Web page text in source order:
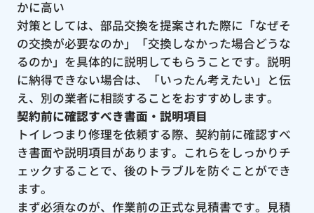
かに高い
対策としては、部品交換を提案された際に「なぜそ
の交換が必要なのか」「交換しなかった場合どうな
るのか」を具体的に説明してもらうことです。説明
に納得できない場合は、「いったん考えたい」と伝
え、別の業者に相談することをおすすめします。
契約前に確認すべき書面・説明項目
トイレつまり修理を依頼する際、契約前に確認すべ
き書面や説明項目があります。これらをしっかりチ
ェックすることで、後のトラブルを防ぐことができ
ます。
まず必須なのが、作業前の正式な見積書です。見積